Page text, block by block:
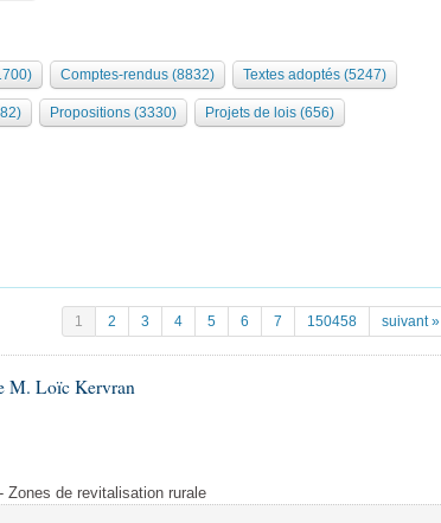
Comptes-rendus (8832) Textes adoptés (5247)
Propositions (3330) Projets de lois (656)
1 2 3 4 5 6 7 150458 suivant »
M. Loïc Kervran
Zones de revitalisation rurale